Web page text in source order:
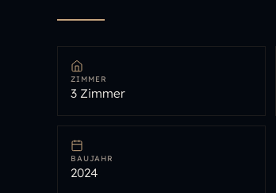
ZIMMER
3 Zimmer
BAUJAHR
2024